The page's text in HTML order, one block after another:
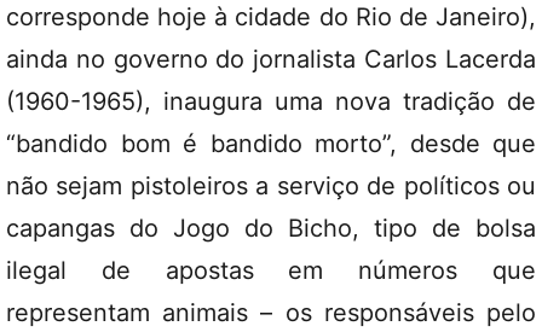
corresponde hoje à cidade do Rio de Janeiro),
ainda no governo do jornalista Carlos Lacerda
(1960-1965), inaugura uma nova tradição de
“bandido bom é bandido morto”, desde que
não sejam pistoleiros a serviço de políticos ou
capangas do Jogo do Bicho, tipo de bolsa
ilegal de apostas em números que
representam animais – os responsáveis pelo